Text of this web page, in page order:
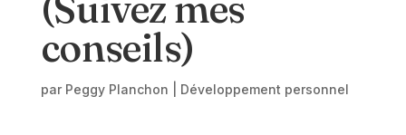
conseils)
par Peggy Planchon Développement personnel